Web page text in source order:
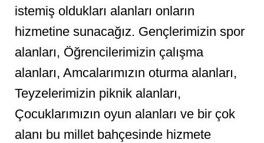
istemiş oldukları alanları onların
hizmetine sunacağız. Gençlerimizin spor
alanları, Öğrencilerimizin çalışma
alanları, Amcalarımızın oturma alanları,
Teyzelerimizin piknik alanları,
Çocuklarımızın oyun alanları ve bir çok
alanı bu millet bahçesinde hizmete